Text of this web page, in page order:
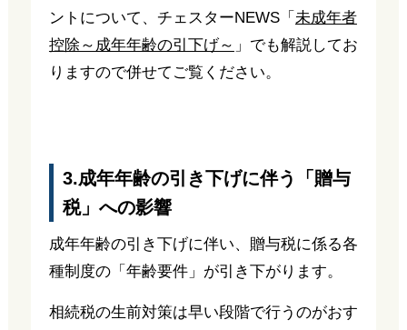
ントについて、チェスターNEWS「 未成年者
控除～成年年齢の引下げ～ 」でも解説してお
りますので併せてご覧ください。
3.成年年齢の引き下げに伴う「贈与
税」への影響
成年年齢の引き下げに伴い、贈与税に係る各
種制度の「年齢要件」が引き下がります。
相続税の生前対策は早い段階で行うのがおす